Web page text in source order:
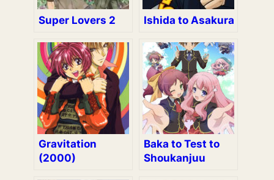
Super Lovers 2 Ishida to Asakura
Gravitation
(2000)
Baka to Test to
Shoukanjuu